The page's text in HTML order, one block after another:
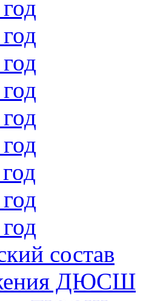
состав
ДЮСШ